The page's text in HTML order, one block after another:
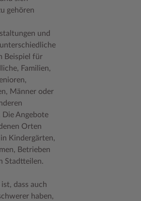
↗
Stormarn
Stormarn
bezahlbares Wohnen
Stormarn
Metropolregion
gehören
und
Beispiel für
Familien,
Männer oder
Die Angebote
Orten
Kindergärten,
Betrieben
Stadtteilen.
dass auch
haben,